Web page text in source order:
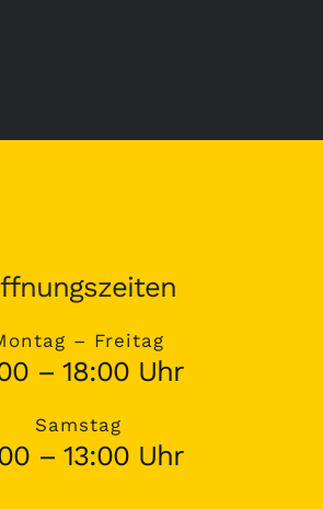
– Freitag
– 18:00 Uhr
Samstag
– 13:00 Uhr